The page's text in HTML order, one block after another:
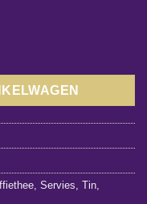
Servies Tin